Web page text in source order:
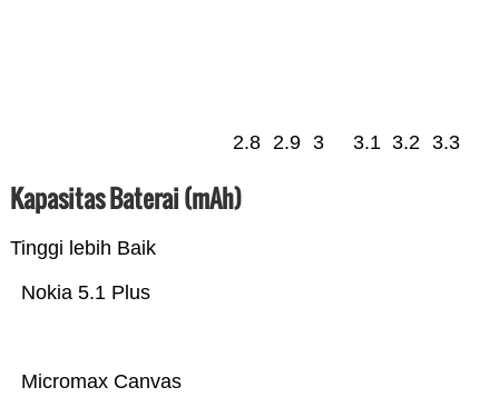
2.8 2.9 3 3.1 3.2 3.3
Kapasitas Baterai (mAh)
Tinggi lebih Baik
Micromax Canvas
Nokia 5.1 Plus